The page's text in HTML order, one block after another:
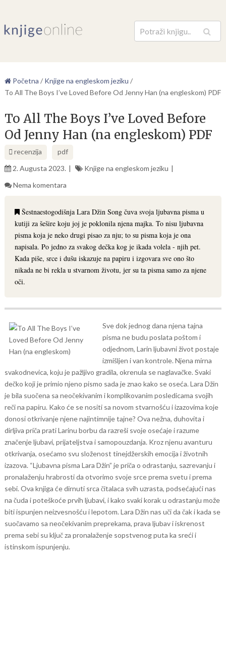
Pretraga
Početna / Knjige na engleskom jeziku /
To All The Boys I’ve Loved Before Od Jenny Han (na engleskom) PDF
To All The Boys I’ve Loved Before
Od Jenny Han (na engleskom) PDF
recenzija
pdf
2. Augusta 2023.
Knjige na engleskom jeziku
Nema komentara
Šestnaestogodišnja Lara Džin Song čuva svoja ljubavna pisma u
kutiji za šešire koju joj je poklonila njena majka. To nisu ljubavna
pisma koja je neko drugi pisao za nju; to su pisma koja je ona
napisala. Po jedno za svakog dečka kog je ikada volela - njih pet.
Kada piše, srce i dušu iskazuje na papiru i izgovara sve ono što
nikada ne bi rekla u stvarnom životu, jer su ta pisma samo za njene
oči.
Sve dok jednog dana njena tajna
pisma ne budu poslata poštom i
odjednom, Larin ljubavni život postaje
izmišljen i van kontrole. Njena mirna
svakodnevica, koju je pažljivo gradila, okrenula se naglavačke. Svaki
dečko koji je primio njeno pismo sada je znao kako se oseća. Lara Džin
je bila suočena sa neočekivanim i komplikovanim posledicama svojih
reči na papiru. Kako će se nositi sa novom stvarnošću i izazovima koje
donosi otkrivanje njene najintimnije tajne? Ova nežna, duhovita i
dirljiva priča prati Larinu borbu da razreši svoje osećaje i razume
značenje ljubavi, prijateljstva i samopouzdanja. Kroz njenu avanturu
otkrivanja, osećamo svu složenost tinejdžerskih emocija i životnih
izazova. “Ljubavna pisma Lara Džin” je priča o odrastanju, sazrevanju i
pronalaženju hrabrosti da otvorimo svoje srce prema svetu i prema
sebi. Ova knjiga će dirnuti srca čitalaca svih uzrasta, podsećajući nas
na čuda i poteškoće prvih ljubavi, i kako svaki korak u odrastanju može
biti ispunjen neizvesnošću i lepotom. Lara Džin nas uči da čak i kada se
suočavamo sa neočekivanim preprekama, prava ljubav i iskrenost
prema sebi su ključ za pronalaženje sopstvenog puta ka sreći i
istinskom ispunjenju.